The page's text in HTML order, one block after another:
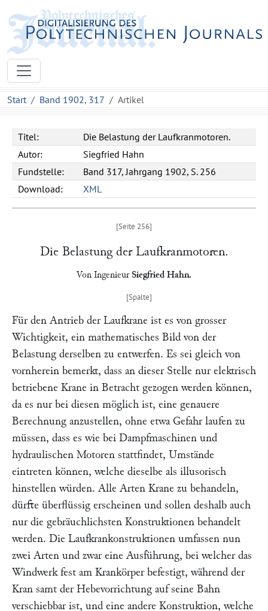
Start Band 1902, 317 Artikel
Titel:
Die Belastung der Laufkranmotoren.
Autor:
Siegfried Hahn
Fundstelle:
Band 317, Jahrgang 1902, S. 256
Download:
XML
Die Belastung der Laufkranmotoren.
Von IngenieurSiegfried Hahn.
Für den Antrieb der Laufkrane ist es von grosser
Wichtigkeit, ein mathematisches Bild von der
Belastung derselben zu entwerfen. Es sei gleich von
vornherein bemerkt, dass an dieser Stelle nur elektrisch
betriebene Krane in Betracht gezogen werden können,
da es nur bei diesen möglich ist, eine genauere
Berechnung anzustellen, ohne etwa Gefahr laufen zu
müssen, dass es wie bei Dampfmaschinen und
hydraulischen Motoren stattfindet, Umstände
eintreten können, welche dieselbe als illusorisch
hinstellen würden. Alle Arten Krane zu behandeln,
dürfte überflüssig erscheinen und sollen deshalb auch
nur die gebräuchlichsten Konstruktionen behandelt
werden. Die Laufkrankonstruktionen umfassen nun
zwei Arten und zwar eine Ausführung, bei welcher das
Windwerk fest am Krankörper befestigt, während der
Kran samt der Hebevorrichtung auf seine Bahn
verschiebbar ist, und eine andere Konstruktion, welche